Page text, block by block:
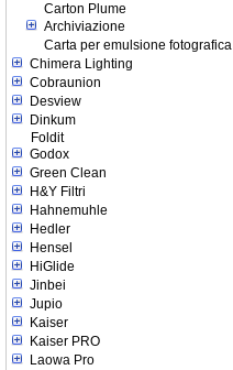
Carton Plume
Archiviazione
Carta per emulsione fotografica
Chimera Lighting
Cobraunion
Desview
Dinkum
Foldit
Godox
Green Clean
H&Y Filtri
Hahnemuhle
Hedler
Hensel
HiGlide
Jinbei
Jupio
Kaiser
Kaiser PRO
Laowa Pro